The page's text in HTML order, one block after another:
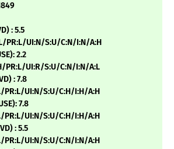
: 5.5
PR:L/UI:N/S:U/C:N/I:N/A:H
2.2
PR:L/UI:R/S:U/C:N/I:N/A:L
: 7.8
PR:L/UI:N/S:U/C:H/I:H/A:H
7.8
PR:L/UI:N/S:U/C:H/I:H/A:H
: 5.5
PR:L/UI:N/S:U/C:N/I:N/A:H